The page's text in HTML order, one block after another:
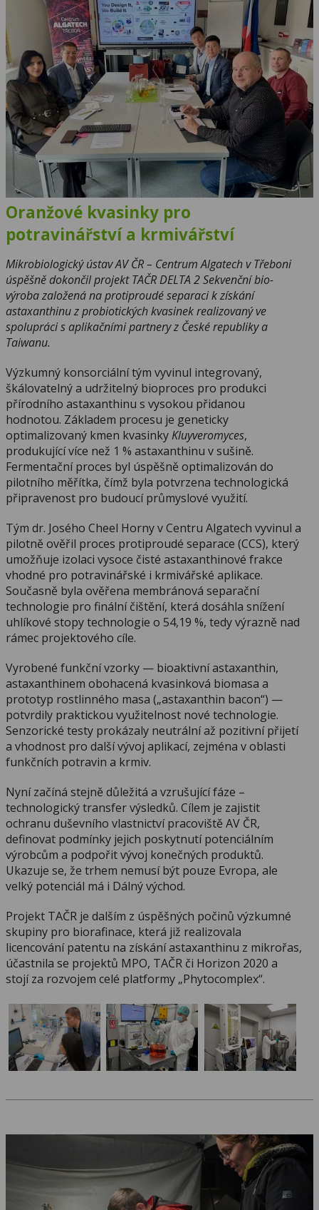
Oranžové kvasinky pro
potravinářství a krmivářství
Mikrobiologický ústav AV ČR – Centrum Algatech v Třeboni
úspěšně dokončil projekt TAČR DELTA 2 Sekvenční bio-
výroba založená na protiproudé separaci k získání
astaxanthinu z probiotických kvasinek realizovaný ve
spolupráci s aplikačními partnery z České republiky a
Taiwanu.
Výzkumný konsorciální tým vyvinul integrovaný,
škálovatelný a udržitelný bioproces pro produkci
přírodního astaxanthinu s vysokou přidanou
hodnotou. Základem procesu je geneticky
optimalizovaný kmen kvasinkyKluyveromyces,
produkující více než 1 % astaxanthinu v sušině.
Fermentační proces byl úspěšně optimalizován do
pilotního měřítka, čímž byla potvrzena technologická
připravenost pro budoucí průmyslové využití.
Tým dr. Josého Cheel Horny v Centru Algatech vyvinul a
pilotně ověřil proces protiproudé separace (CCS), který
umožňuje izolaci vysoce čisté astaxanthinové frakce
vhodné pro potravinářské i krmivářské aplikace.
Současně byla ověřena membránová separační
technologie pro finální čištění, která dosáhla snížení
uhlíkové stopy technologie o 54,19 %, tedy výrazně nad
rámec projektového cíle.
Vyrobené funkční vzorky — bioaktivní astaxanthin,
astaxanthinem obohacená kvasinková biomasa a
prototyp rostlinného masa („astaxanthin bacon“) —
potvrdily praktickou využitelnost nové technologie.
Senzorické testy prokázaly neutrální až pozitivní přijetí
a vhodnost pro další vývoj aplikací, zejména v oblasti
funkčních potravin a krmiv.
Nyní začíná stejně důležitá a vzrušující fáze –
technologický transfer výsledků. Cílem je zajistit
ochranu duševního vlastnictví pracoviště AV ČR,
definovat podmínky jejich poskytnutí potenciálním
výrobcům a podpořit vývoj konečných produktů.
Ukazuje se, že trhem nemusí být pouze Evropa, ale
velký potenciál má i Dálný východ.
Projekt TAČR je dalším z úspěšných počinů výzkumné
skupiny pro biorafinace, která již realizovala
licencování patentu na získání astaxanthinu z mikrořas,
účastnila se projektů MPO, TAČR či Horizon 2020 a
stojí za rozvojem celé platformy „Phytocomplex“.